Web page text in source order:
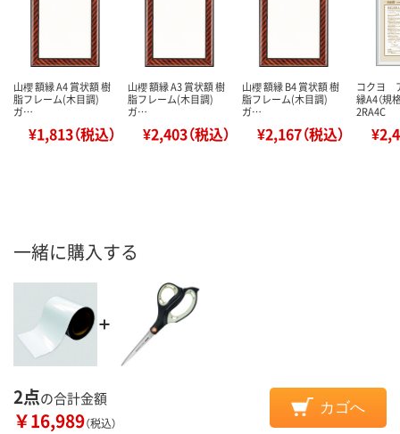
山櫻 額縁 A4 賞状額 樹
脂フレーム(木目調)
ガ…
¥1,813（税込）
山櫻 額縁 A3 賞状額 樹
脂フレーム(木目調)
ガ…
¥2,403（税込）
山櫻 額縁 B4 賞状額 樹
脂フレーム(木目調)
ガ…
¥2,167（税込）
コクヨ
縁A4（規
2RA4C
一緒に購入する
2点の合計金額
￥16,989（税込）
カゴへ